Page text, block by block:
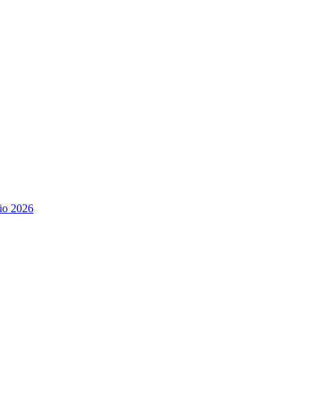
2026